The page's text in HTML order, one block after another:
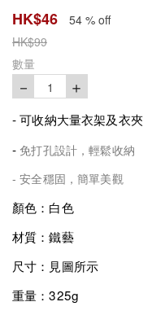
HK$46 54 % off
HK$99
數量
－ 1 ＋
-可收納大量衣架及衣夾
- 免打孔設計，輕鬆收納
-安全穩固，簡單美觀
顏色：白色
材質：鐵藝
尺寸：見圖所示
重量：325g